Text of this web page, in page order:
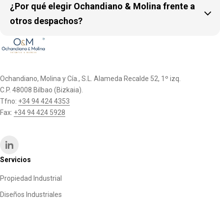
¿Por qué elegir Ochandiano & Molina frente a
otros despachos?

Ochandiano, Molina y Cía., S.L. Alameda Recalde 52, 1º izq.
C.P. 48008 Bilbao (Bizkaia).
Tfno: +34 94 424 4353
Fax: +34 94 424 5928
Servicios
Propiedad Industrial
Diseños Industriales